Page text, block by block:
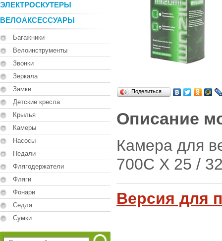
ЭЛЕКТРОСКУТЕРЫ
ВЕЛОАКСЕССУАРЫ
Багажники
Велоинструменты
Звонки
Зеркала
Замки
Детские кресла
Крылья
Камеры
Насосы
Педали
Флягодержатели
Фляги
Фонари
Седла
Сумки
Поделиться…
Описание
Камера для
700C X 25 /
Версия для